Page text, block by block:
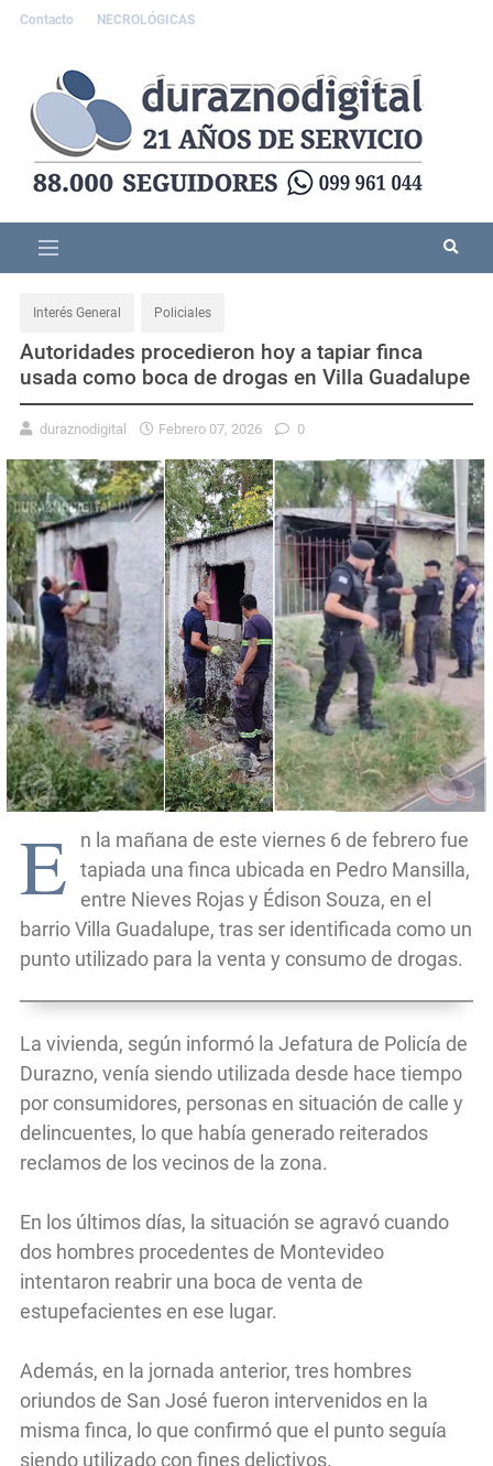
Contacto NECROLÓGICAS
Interés General Policiales
Autoridades procedieron hoy a tapiar finca
usada como boca de drogas en Villa Guadalupe
duraznodigital Febrero 07, 2026 0
E
n la mañana de este viernes 6 de febrero fue
tapiada una finca ubicada en Pedro Mansilla,
entre Nieves Rojas y Édison Souza, en el
barrio Villa Guadalupe, tras ser identificada como un
punto utilizado para la venta y consumo de drogas.
La vivienda, según informó la Jefatura de Policía de
Durazno, venía siendo utilizada desde hace tiempo
por consumidores, personas en situación de calle y
delincuentes, lo que había generado reiterados
reclamos de los vecinos de la zona.
En los últimos días, la situación se agravó cuando
dos hombres procedentes de Montevideo
intentaron reabrir una boca de venta de
estupefacientes en ese lugar.
Además, en la jornada anterior, tres hombres
oriundos de San José fueron intervenidos en la
misma finca, lo que confirmó que el punto seguía
siendo utilizado con fines delictivos.